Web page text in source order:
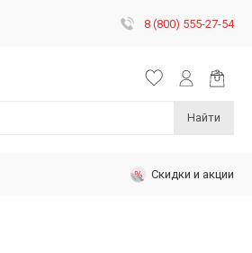
8 (800) 555-27-54
Найти
Скидки и акции